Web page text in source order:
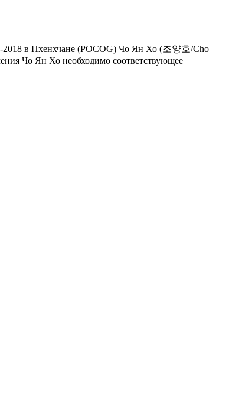
2018 в Пхенхчане (POCOG) Чо Ян Хо (조양호/Cho
Чо Ян Хо необходимо соответствующее